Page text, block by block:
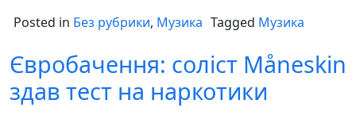
Posted in Без рубрики, Музика Tagged Музика
Євробачення: соліст Måneskin
здав тест на наркотики